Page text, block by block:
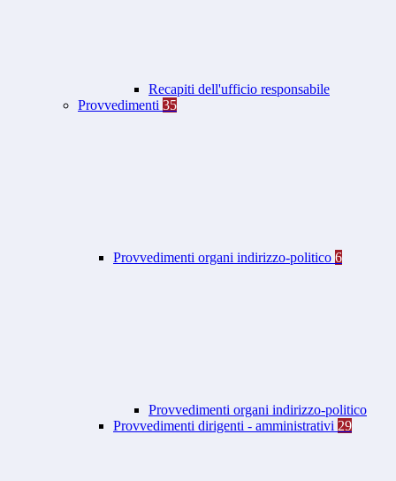
Recapiti dell'ufficio responsabile
Provvedimenti 35
Provvedimenti organi indirizzo-politico 6
Provvedimenti organi indirizzo-politico
Provvedimenti dirigenti - amministrativi 29